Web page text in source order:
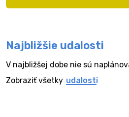
Najbližšie udalosti
V najbližšej dobe nie sú
Zobraziť všetky udalosti